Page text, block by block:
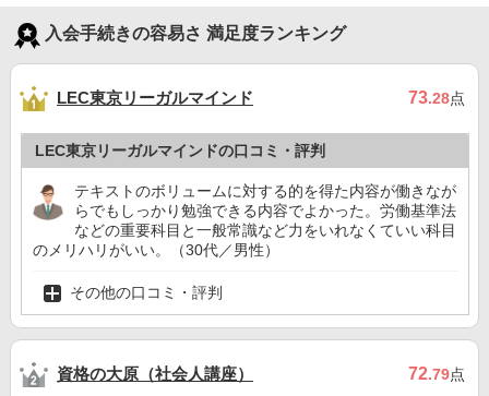
入会手続きの容易さ 満足度ランキング
LEC東京リーガルマインド 73.28点
LEC東京リーガルマインドの口コミ・評判
テキストのボリュームに対する的を得た内容が働きなが
らでもしっかり勉強できる内容でよかった。労働基準法
などの重要科目と一般常識など力をいれなくていい科目
のメリハリがいい。（30代／男性）
その他の口コミ・評判
資格の大原（社会人講座） 72.79点